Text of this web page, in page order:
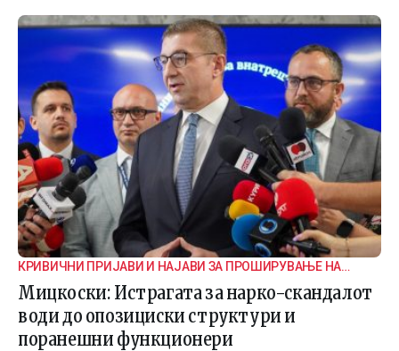
КРИВИЧНИ ПРИЈАВИ И НАЈАВИ ЗА ПРОШИРУВАЊЕ НА
ИСТРАГАТА
Мицкоски: Истрагата за нарко-скандалот
води до опозициски структури и
поранешни функционери